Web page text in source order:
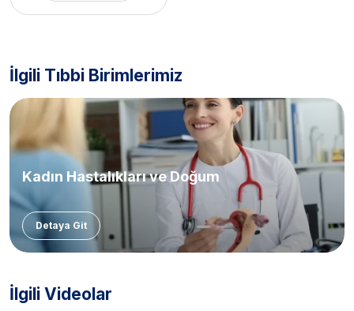
İlgili Tıbbi Birimlerimiz
Kadın Hastalıkları ve Doğum
Detaya Git
İlgili Videolar